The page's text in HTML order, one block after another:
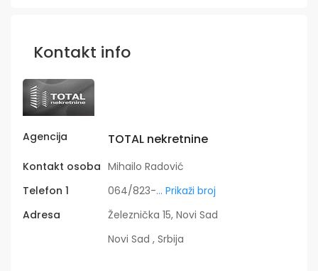
Kontakt info
Agencija TOTAL nekretnine
Kontakt osoba Mihailo Radović
Telefon 1
064/823-... Prikaži broj
Adresa
Železnička 15, Novi Sad
Novi Sad , Srbija